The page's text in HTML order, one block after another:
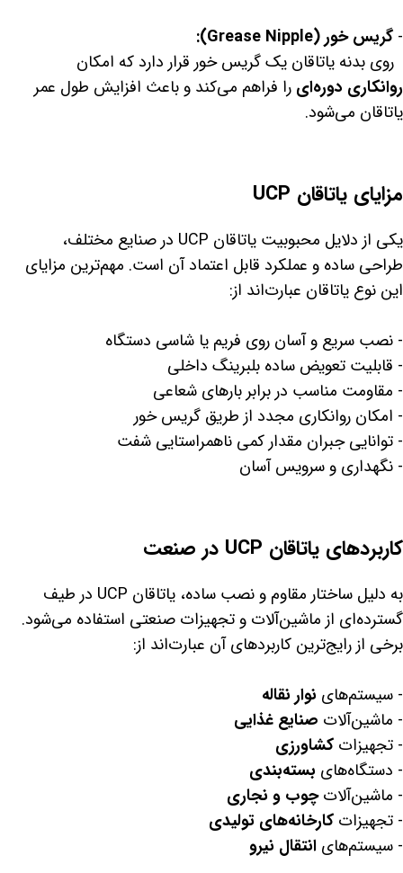
-گریس خور (Grease Nipple):
روی بدنه یاتاقان یک گریس خور قرار دارد که امکان
روانکاری دوره‌ای را فراهم می‌کند و باعث افزایش طول عمر
یاتاقان می‌شود.
مزایای یاتاقان UCP
یکی از دلایل محبوبیت یاتاقان UCP در صنایع مختلف،
طراحی ساده و عملکرد قابل اعتماد آن است. مهم‌ترین مزایای
این نوع یاتاقان عبارت‌اند از:
- نصب سریع و آسان روی فریم یا شاسی دستگاه
- قابلیت تعویض ساده بلبرینگ داخلی
- مقاومت مناسب در برابر بارهای شعاعی
- امکان روانکاری مجدد از طریق گریس خور
- توانایی جبران مقدار کمی ناهمراستایی شفت
- نگهداری و سرویس آسان
کاربردهای یاتاقان UCP در صنعت
به دلیل ساختار مقاوم و نصب ساده، یاتاقان UCP در طیف
گسترده‌ای از ماشین‌آلات و تجهیزات صنعتی استفاده می‌شود.
برخی از رایج‌ترین کاربردهای آن عبارت‌اند از:
- سیستم‌های نوار نقاله
- ماشین‌آلات صنایع غذایی
- تجهیزاتکشاورزی
- دستگاه‌های بسته‌بندی
- ماشین‌آلاتچوب و نجاری
- تجهیزاتکارخانه‌های تولیدی
- سیستم‌هایانتقال نیرو